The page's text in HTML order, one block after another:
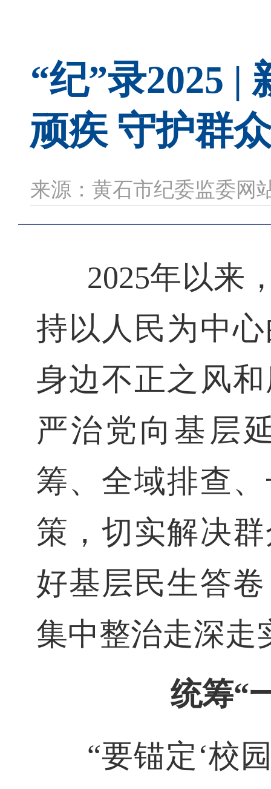
“纪”录2025 |
顽疾 守护群
来源：黄石市纪委监委网
2025年以来
持以人民为中
身边不正之风
严治党向基层
筹、全域排查
策，切实解决
好基层民生答
集中整治走深走
统筹“
“要锚定‘校